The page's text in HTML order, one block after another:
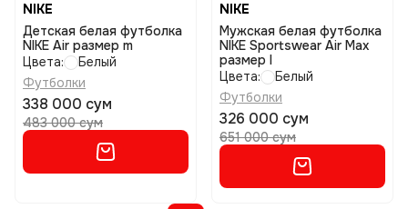
NIKE
Детская белая футболка
NIKE Air размер m
Цвета:
Белый
Футболки
338 000 сум
483 000 сум
NIKE
Мужская белая футболка
NIKE Sportswear Air Max
размер l
Цвета:
Белый
Футболки
326 000 сум
651 000 сум